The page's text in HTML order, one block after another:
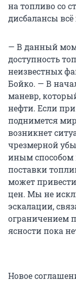
на топливо со
дисбалансы
— В данный
доступность
неизвестных
Бойко. — В
маневр,
нефти. Если
поднимется
возникнет
чрезмерной
иным способом
поставки
может
цен. Мы не
эскалации,
ограничением
ясности пока
Новое